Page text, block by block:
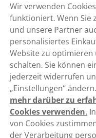
Mo/Di/Fr: 09-17 Uhr
Kundendienst
Links
Wir verwenden
funktioniert. Wenn Sie
und unsere Partner
personalisiertes
Website zu optimieren
schalten. Sie können
jederzeit widerrufen
„Einstellungen“ ändern.
mehr darüber zu
Cookies verwenden.
von Cookies
der Verarbeitung